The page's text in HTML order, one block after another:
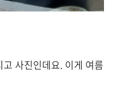
사진인데요. 이게 여름